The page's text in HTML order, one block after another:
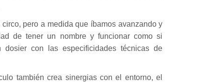
pero a medida que íbamos avanzando y
de tener un nombre y funcionar como si
con las especificidades técnicas de
también crea sinergias con el entorno, el